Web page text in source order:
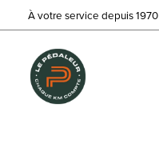
À votre service depuis 1970